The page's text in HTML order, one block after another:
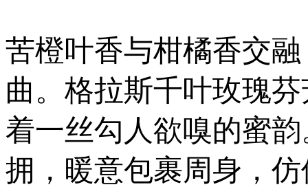
苦橙叶香与柑橘香交
曲。格拉斯千叶玫瑰
着一丝勾人欲嗅的蜜
拥，暖意包裹周身，